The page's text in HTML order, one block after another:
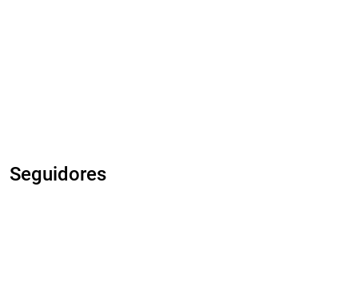
Seguidores